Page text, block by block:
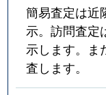
簡易査定は近
示。訪問査定
示します。ま
査します。